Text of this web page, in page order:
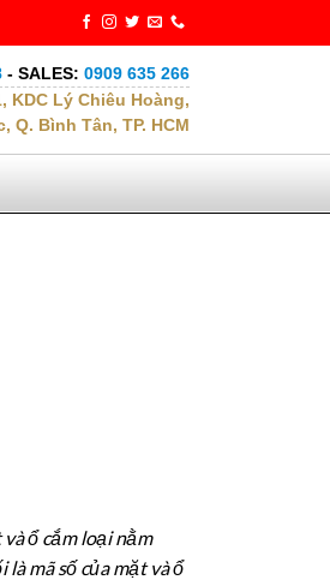
- SALES: 0909 635 266
KDC Lý Chiêu Hoàng,
Q. Bình Tân, TP. HCM
ổ cắm loại nằm
là mã số của mặt và ổ